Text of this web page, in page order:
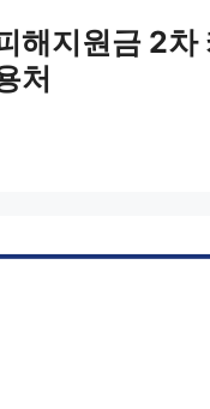
해지원금 2차
처